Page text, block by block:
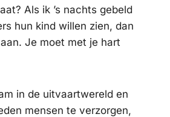
Als ik ’s nachts gebeld
hun kind willen zien, dan
Je moet met je hart
in de uitvaartwereld en
mensen te verzorgen,